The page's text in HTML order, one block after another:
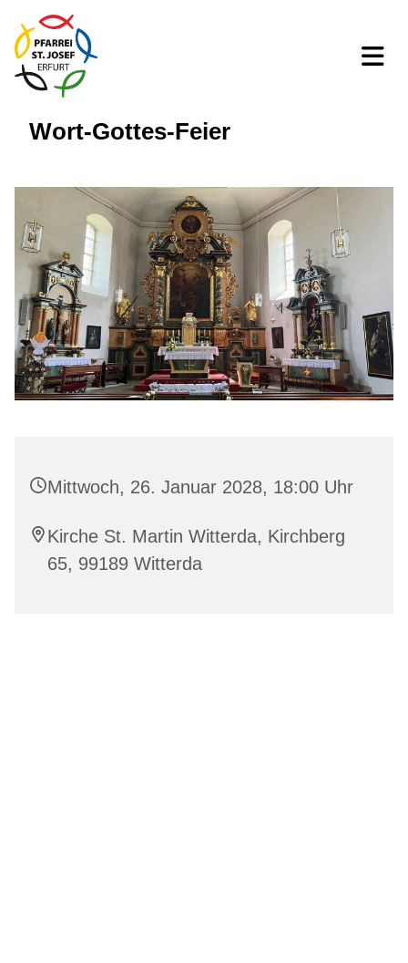
Wort-Gottes-Feier
Mittwoch, 26. Januar 2028, 18:00 Uhr
Kirche St. Martin Witterda, Kirchberg
65, 99189 Witterda